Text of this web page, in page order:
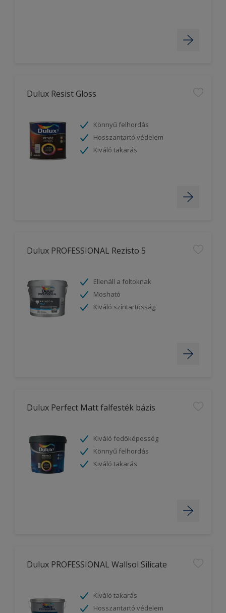
Dulux Resist Gloss
Könnyű felhordás
Hosszantartó védelem
Kiváló takarás
Dulux PROFESSIONAL Rezisto 5
Ellenáll a foltoknak
Mosható
Kiváló színtartósság
Dulux Perfect Matt falfesték bázis
Kiváló fedőképesség
Könnyű felhordás
Kiváló takarás
Dulux PROFESSIONAL Wallsol Silicate
Kiváló takarás
Hosszantartó védelem